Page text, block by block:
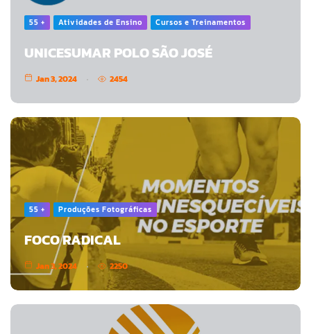
55 + Atividades de Ensino Cursos e Treinamentos
UNICESUMAR POLO SÃO JOSÉ
Jan 3, 2024 2454
55 + Produções Fotográficas
FOCO RADICAL
Jan 3, 2024 2250